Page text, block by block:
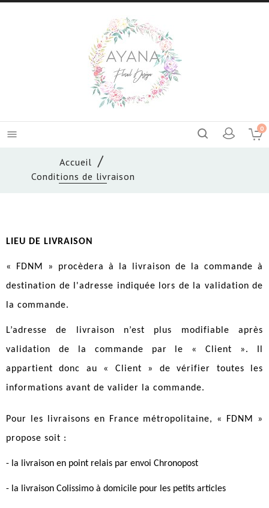
 0
Accueil
Conditions de livraison
LIEU DE LIVRAISON
« FDNM » procèdera à la livraison de la commande à
destination de l'adresse indiquée lors de la validation de
la commande.
L’adresse de livraison n’est plus modifiable après
validation de la commande par le « Client ». Il
appartient donc au « Client » de vérifier toutes les
informations avant de valider la commande.
Pour les livraisons en France métropolitaine, « FDNM »
propose soit :
- la livraison en point relais par envoi Chronopost
- la livraison Colissimo à domicile pour les petits articles